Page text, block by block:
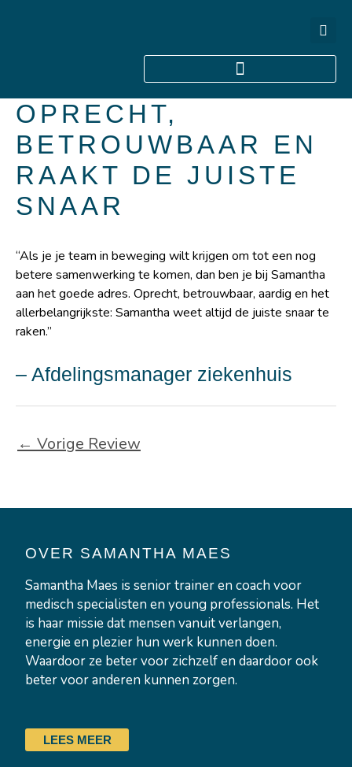
OPRECHT,
BETROUWBAAR EN
RAAKT DE JUISTE
SNAAR
“Als je je team in beweging wilt krijgen om tot een nog
betere samenwerking te komen, dan ben je bij Samantha
aan het goede adres. Oprecht, betrouwbaar, aardig en het
allerbelangrijkste: Samantha weet altijd de juiste snaar te
raken.”
– Afdelingsmanager ziekenhuis
← Vorige Review
OVER SAMANTHA MAES
Samantha Maes is senior trainer en coach voor
medisch specialisten en young professionals. Het
is haar missie dat mensen vanuit verlangen,
energie en plezier hun werk kunnen doen.
Waardoor ze beter voor zichzelf en daardoor ook
beter voor anderen kunnen zorgen.
LEES MEER